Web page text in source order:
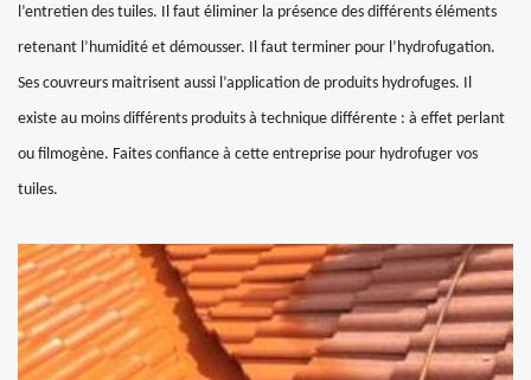
l’entretien des tuiles. Il faut éliminer la présence des différents éléments
retenant l’humidité et démousser. Il faut terminer pour l’hydrofugation.
Ses couvreurs maitrisent aussi l’application de produits hydrofuges. Il
existe au moins différents produits à technique différente : à effet perlant
ou filmogène. Faites confiance à cette entreprise pour hydrofuger vos
tuiles.